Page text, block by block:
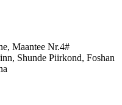
Maantee Nr.4#
Shunde Piirkond, Foshan